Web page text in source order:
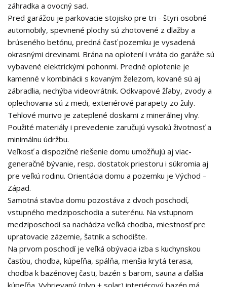
záhradka a ovocný sad.
Pred garážou je parkovacie stojisko pre tri - štyri osobné
automobily, spevnené plochy sú zhotovené z dlažby a
brúseného betónu, predná časť pozemku je vysadená
okrasnými drevinami. Brána na oplotení i vráta do garáže sú
vybavené elektrickými pohonmi. Predné oplotenie je
kamenné v kombinácii s kovaným železom, kované sú aj
zábradlia, nechýba videovrátnik. Odkvapové žľaby, zvody a
oplechovania sú z medi, exteriérové parapety zo žuly.
Tehlové murivo je zateplené doskami z minerálnej vlny.
Použité materiály i prevedenie zaručujú vysokú životnosť a
minimálnu údržbu.
Veľkosť a dispozičné riešenie domu umožňujú aj viac-
generačné bývanie, resp. dostatok priestoru i súkromia aj
pre veľkú rodinu. Orientácia domu a pozemku je Východ –
Západ.
Samotná stavba domu pozostáva z dvoch poschodí,
vstupného medziposchodia a suterénu. Na vstupnom
medziposchodí sa nachádza veľká chodba, miestnosť pre
upratovacie zázemie, šatník a schodište.
Na prvom poschodí je veľká obývacia izba s kuchynskou
časťou, chodba, kúpeľňa, spálňa, menšia krytá terasa,
chodba k bazénovej časti, bazén s barom, sauna a ďalšia
kúpeľňa. Vyhrievaný (plyn + solar) interiérový bazén má